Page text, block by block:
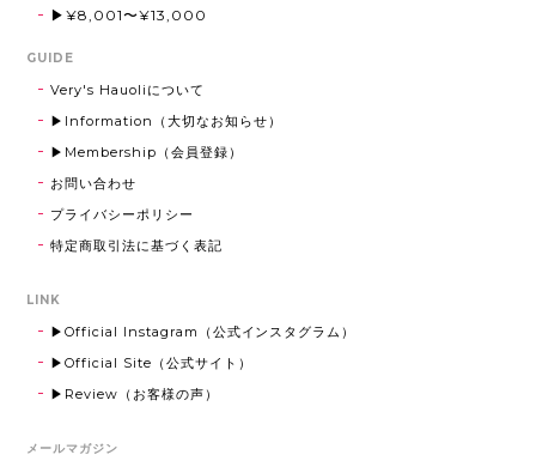
▶¥8,001〜¥13,000
GUIDE
Very's Hauoliについて
▶Information（大切なお知らせ）
▶Membership（会員登録）
お問い合わせ
プライバシーポリシー
特定商取引法に基づく表記
LINK
▶Official Instagram（公式インスタグラム）
▶Official Site（公式サイト）
▶Review（お客様の声）
メールマガジン